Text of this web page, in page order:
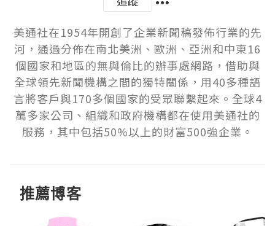
美通社在1954年開創了企業新聞稿發佈行業的先
河，通過分佈在南北美洲、歐洲、亞洲和中東16
個國家和地區的無與倫比的辦事處網路，借助與
全球領先新聞機構之間的獨特關係，用40多種語
言將客戶與170多個國家的受眾聯繫起來。全球4
萬多家公司、組織和政府機構都在使用美通社的
服務，其中包括50%以上的財富500強企業。
推薦博客